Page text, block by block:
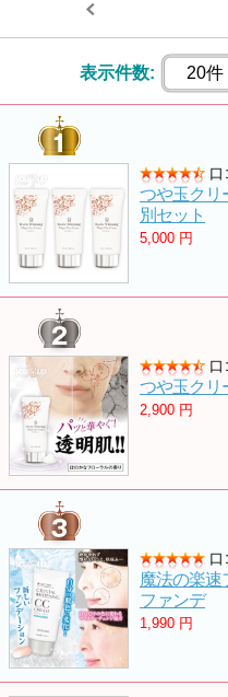
表示件数:
口
つや玉クリ
別セット
5,000 円
口
つや玉クリ
2,900 円
口
魔法の楽速
ファンデ
1,990 円